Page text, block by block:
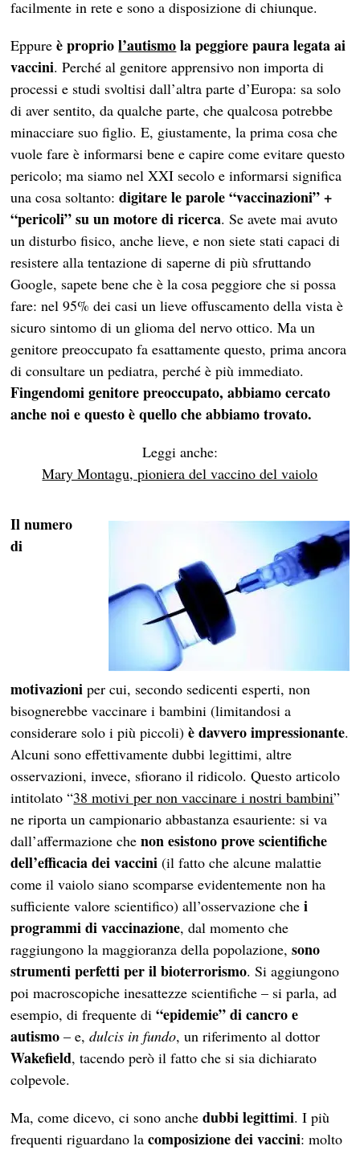
facilmente in rete e sono a disposizione di chiunque.
Eppureè propriol’autismola peggiore paura legata ai
vaccini. Perché al genitore apprensivo non importa di
processi e studi svoltisi dall’altra parte d’Europa: sa solo
di aver sentito, da qualche parte, che qualcosa potrebbe
minacciare suo figlio. E, giustamente, la prima cosa che
vuole fare è informarsi bene e capire come evitare questo
pericolo; ma siamo nel XXI secolo e informarsi significa
una cosa soltanto:digitare le parole “vaccinazioni” +
“pericoli” su un motore di ricerca. Se avete mai avuto
un disturbo fisico, anche lieve, e non siete stati capaci di
resistere alla tentazione di saperne di più sfruttando
Google, sapete bene che è la cosa peggiore che si possa
fare: nel 95% dei casi un lieve offuscamento della vista è
sicuro sintomo di un glioma del nervo ottico. Ma un
genitore preoccupato fa esattamente questo, prima ancora
di consultare un pediatra, perché è più immediato.
Fingendomi genitore preoccupato, abbiamo cercato
anche noi e questo è quello che abbiamo trovato.
Leggi anche:
Mary Montagu, pioniera del vaccino del vaiolo
Il numero
di
motivazioni per cui, secondo sedicenti esperti, non
bisognerebbe vaccinare i bambini (limitandosi a
considerare solo i più piccoli)è davvero impressionante.
Alcuni sono effettivamente dubbi legittimi, altre
osservazioni, invece, sfiorano il ridicolo. Questo articolo
intitolato “38 motivi per non vaccinare i nostri bambini”
ne riporta un campionario abbastanza esauriente: si va
dall’affermazione chenon esistono prove scientifiche
dell’efficacia dei vaccini (il fatto che alcune malattie
come il vaiolo siano scomparse evidentemente non ha
sufficiente valore scientifico) all’osservazione chei
programmi di vaccinazione, dal momento che
raggiungono la maggioranza della popolazione,sono
strumenti perfetti per il bioterrorismo. Si aggiungono
poi macroscopiche inesattezze scientifiche – si parla, ad
esempio, di frequente di“epidemie” di cancro e
autismo – e,dulcis in fundo, un riferimento al dottor
Wakefield, tacendo però il fatto che si sia dichiarato
colpevole.
Ma, come dicevo, ci sono anchedubbi legittimi. I più
frequenti riguardano lacomposizione dei vaccini: molto